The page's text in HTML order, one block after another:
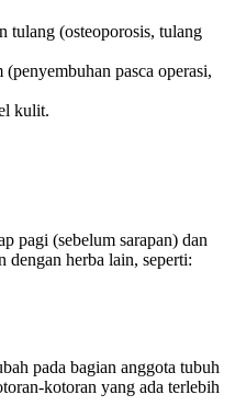
tulang (osteoporosis, tulang
pasca operasi,
kulit.
pagi (sebelum sarapan) dan
dengan herba lain, seperti:
pada bagian anggota tubuh
kotoran yang ada terlebih